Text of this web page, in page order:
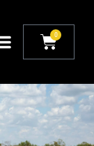
0